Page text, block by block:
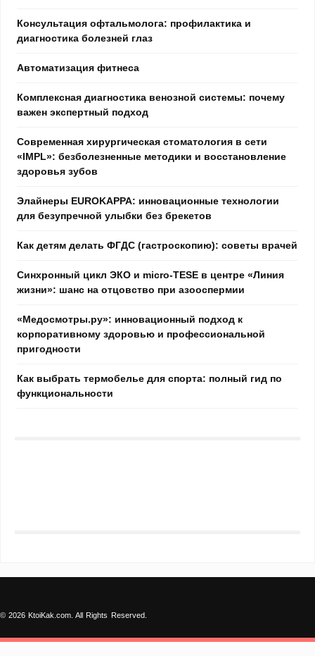
Консультация офтальмолога: профилактика и
диагностика болезней глаз
Автоматизация фитнеса
Комплексная диагностика венозной системы: почему
важен экспертный подход
Современная хирургическая стоматология в сети
«IMPL»: безболезненные методики и восстановление
здоровья зубов
Элайнеры EUROKAPPA: инновационные технологии
для безупречной улыбки без брекетов
Как детям делать ФГДС (гастроскопию): советы врачей
Синхронный цикл ЭКО и micro-TESE в центре «Линия
жизни»: шанс на отцовство при азооспермии
«Медосмотры.ру»: инновационный подход к
корпоративному здоровью и профессиональной
пригодности
Как выбрать термобелье для спорта: полный гид по
функциональности
© 2026 KtoiKak.com. All Rights Reserved.